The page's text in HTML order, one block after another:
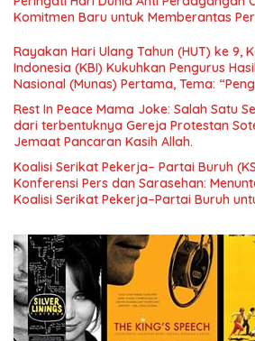
Menuju Indonesia Emas 2045”,
Komitmen Baru untuk Memberantas
Rayakan Hari Ulang Tahun (HUT) ke 9,
Indonesia (KBI) Kukuhkan Pengurus
Nasional (Munas) Pertama, Tema:
Pengembangan Organisasi KBI yang
Indonesia dan Mancanegara”.
Rest In Peace Mama Joke: Salah Satu
dari terbentuknya Gereja Protestan
Jemaat Pancaran Kasih Allah.
Koalisi Serikat Pekerja– Partai Buruh
Konferensi Pers dan Sarasehan:
Koalisi Serikat Pekerja–Partai Buruh